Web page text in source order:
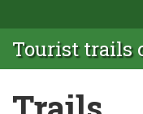
Tourist trails